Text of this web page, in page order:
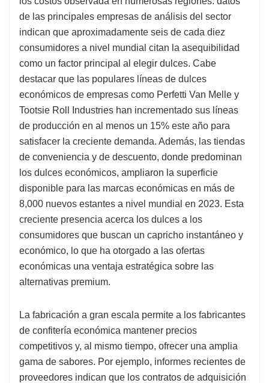
de las principales empresas de análisis del sector
indican que aproximadamente seis de cada diez
consumidores a nivel mundial citan la asequibilidad
como un factor principal al elegir dulces. Cabe
destacar que las populares líneas de dulces
económicos de empresas como Perfetti Van Melle y
Tootsie Roll Industries han incrementado sus líneas
de producción en al menos un 15% este año para
satisfacer la creciente demanda. Además, las tiendas
de conveniencia y de descuento, donde predominan
los dulces económicos, ampliaron la superficie
disponible para las marcas económicas en más de
8,000 nuevos estantes a nivel mundial en 2023. Esta
creciente presencia acerca los dulces a los
consumidores que buscan un capricho instantáneo y
económico, lo que ha otorgado a las ofertas
económicas una ventaja estratégica sobre las
alternativas premium.
La fabricación a gran escala permite a los fabricantes
de confitería económica mantener precios
competitivos y, al mismo tiempo, ofrecer una amplia
gama de sabores. Por ejemplo, informes recientes de
proveedores indican que los contratos de adquisición